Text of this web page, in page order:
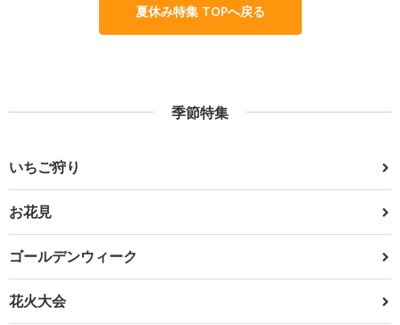
夏休み特集 TOPへ戻る
季節特集
いちご狩り
お花見
ゴールデンウィーク
花火大会